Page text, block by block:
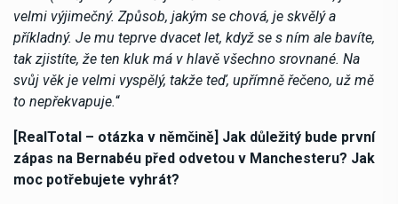
velmi výjimečný. Způsob, jakým se chová, je skvělý a
příkladný. Je mu teprve dvacet let, když se s ním ale bavíte,
tak zjistíte, že ten kluk má v hlavě všechno srovnané. Na
svůj věk je velmi vyspělý, takže teď, upřímně řečeno, už mě
to nepřekvapuje.“
[RealTotal – otázka v němčině] Jak důležitý bude první
zápas na Bernabéu před odvetou v Manchesteru? Jak
moc potřebujete vyhrát?